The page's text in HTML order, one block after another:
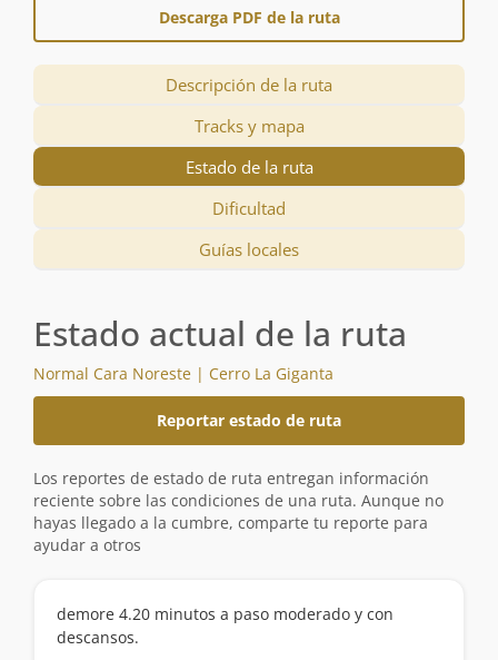
Descarga PDF de la ruta
Descripción de la ruta
Tracks y mapa
Estado de la ruta
Dificultad
Guías locales
Estado actual de la ruta
Normal Cara Noreste | Cerro La Giganta
Reportar estado de ruta
Los reportes de estado de ruta entregan información
reciente sobre las condiciones de una ruta. Aunque no
hayas llegado a la cumbre, comparte tu reporte para
ayudar a otros
demore 4.20 minutos a paso moderado y con
descansos.